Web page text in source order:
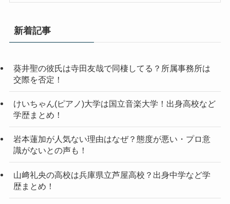
新着記事
葵井聖の彼氏は寺田友哉で同棲してる？所属事務所は
交際を否定！
けいちゃん(ピアノ)大学は国立音楽大学！出身高校など
学歴まとめ！
岩本蓮加が人気ない理由はなぜ？態度が悪い・プロ意
識がないとの声も！
山﨑礼央の高校は兵庫県立芦屋高校？出身中学など学
歴まとめ！